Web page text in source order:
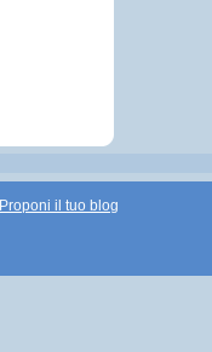
Proponi il tuo blog